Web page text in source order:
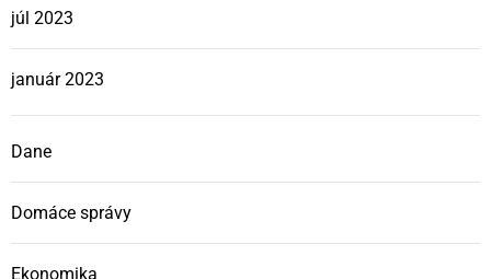
júl 2023
január 2023
Dane
Domáce správy
Ekonomika